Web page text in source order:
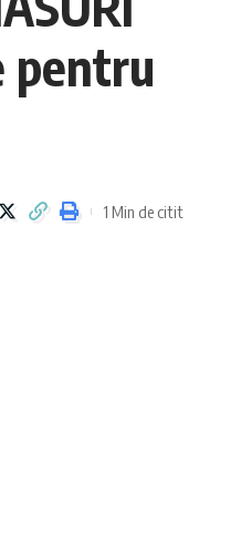
pentru
1 Min de citit